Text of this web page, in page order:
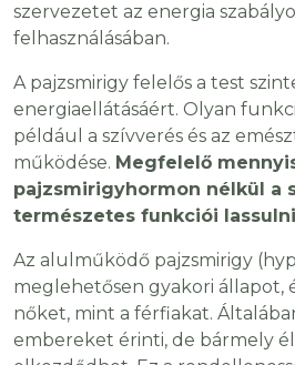
szervezetet az energia
felhasználásában.
A pajzsmirigy felelős a test
energiaellátásáért. Olyan
például a szívverés és az
működése. Megfelelő
pajzsmirigyhormon nélkül a
természetes funkciói
Az alulműködő pajzsmirigy
meglehetősen gyakori állapot,
nőket, mint a férfiakat.
embereket érinti, de bármely